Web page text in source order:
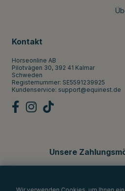
Kontakt
Horseonline AB
Pilotvägen 30, 392 41 Kalmar
Schweden
Registernummer: SE5591239925
Kundenservice: support@equinest.de
Unsere